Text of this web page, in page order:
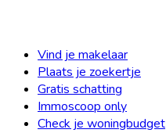
Vind je makelaar
Plaats je zoekertje
Gratis schatting
Immoscoop only
Check je woningbudget